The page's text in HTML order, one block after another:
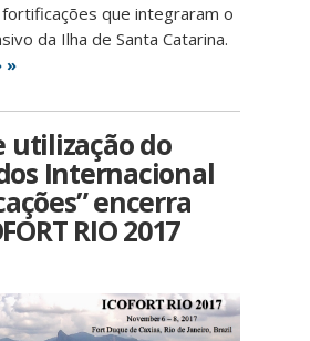
que integraram o
da Ilha de Santa Catarina.
»
utilização do
Internacional
encerra
RIO 2017